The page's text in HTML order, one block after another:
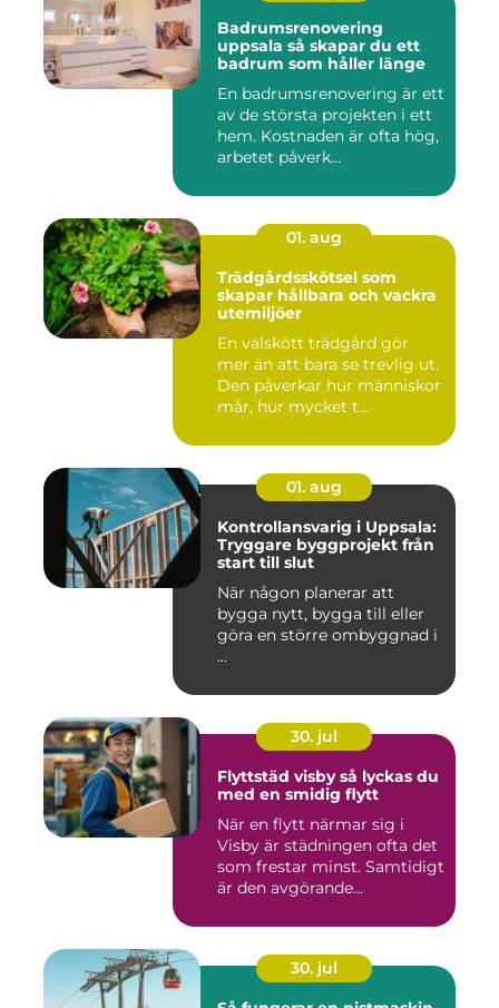
Badrumsrenovering
uppsala så skapar du ett
badrum som håller länge
En badrumsrenovering är ett
av de största projekten i ett
hem. Kostnaden är ofta hög,
arbetet påverk...
01. aug
Trädgårdsskötsel som
skapar hållbara och vackra
utemiljöer
En välskött trädgård gör
mer än att bara se trevlig ut.
Den påverkar hur människor
mår, hur mycket t...
01. aug
Kontrollansvarig i Uppsala:
Tryggare byggprojekt från
start till slut
När någon planerar att
bygga nytt, bygga till eller
göra en större ombyggnad i
...
30. jul
Flyttstäd visby så lyckas du
med en smidig flytt
När en flytt närmar sig i
Visby är städningen ofta det
som frestar minst. Samtidigt
är den avgörande...
30. jul